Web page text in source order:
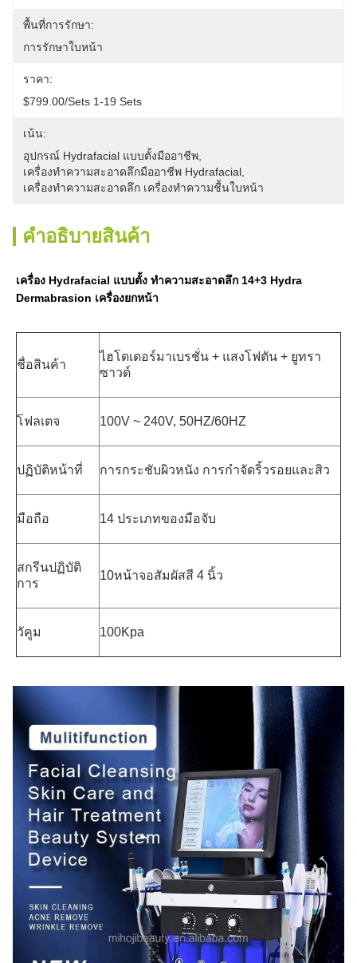
พื้นที่การรักษา:
การรักษาใบหน้า
ราคา:
$799.00/sets 1-19 Sets
เน้น:
อุปกรณ์ Hydrafacial แบบตั้งมืออาชีพ
เครื่องทําความสะอาดลึกมืออาชีพ Hydrafacial
เครื่องทําความสะอาดลึก เครื่องทําความชื้นใบหน้า
คําอธิบายสินค้า
เครื่อง Hydrafacial แบบตั้ง ทําความสะอาดลึก 14+3 Hydra
Dermabrasion เครื่องยกหน้า
ชื่อสินค้า
ไฮโดเดอร์มาเบรชั่น + แสงโฟตัน + ยูทรา
ซาวด์
โฟลเตจ 100V ~ 240V, 50HZ/60HZ
ปฏิบัติหน้าที่ การกระชับผิวหนัง การกําจัดริ้วรอยและสิว
มือถือ 14 ประเภทของมือจับ
สกรีนปฏิบัติ
การ
10หน้าจอสัมผัสสี 4 นิ้ว
วัคูม 100Kpa